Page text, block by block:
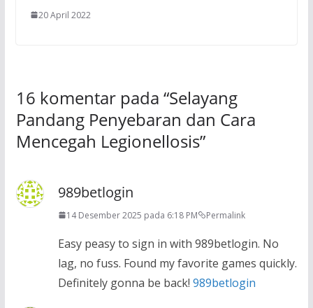
20 April 2022
16 komentar pada “Selayang
Pandang Penyebaran dan Cara
Mencegah Legionellosis”
989betlogin
14 Desember 2025 pada 6:18 PM Permalink
Easy peasy to sign in with 989betlogin. No
lag, no fuss. Found my favorite games quickly.
Definitely gonna be back! 989betlogin